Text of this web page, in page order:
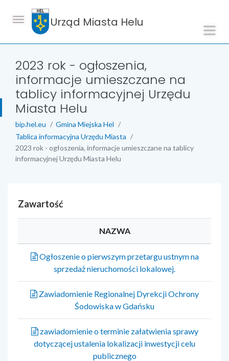
Urząd Miasta Helu
2023 rok - ogłoszenia,
informacje umieszczane na
tablicy informacyjnej Urzędu
Miasta Helu
bip.hel.eu
Gmina Miejska Hel
Tablica informacyjna Urzędu Miasta
2023 rok - ogłoszenia, informacje umieszczane na tablicy
informacyjnej Urzędu Miasta Helu
Zawartość
NAZWA
Ogłoszenie o pierwszym przetargu ustnym na
sprzedaż nieruchomości lokalowej.
Zawiadomienie Regionalnej Dyrekcji Ochrony
Śodowiska w Gdańsku
zawiadomienie o terminie załatwienia sprawy
dotyczącej ustalenia lokalizacji inwestycji celu
publicznego